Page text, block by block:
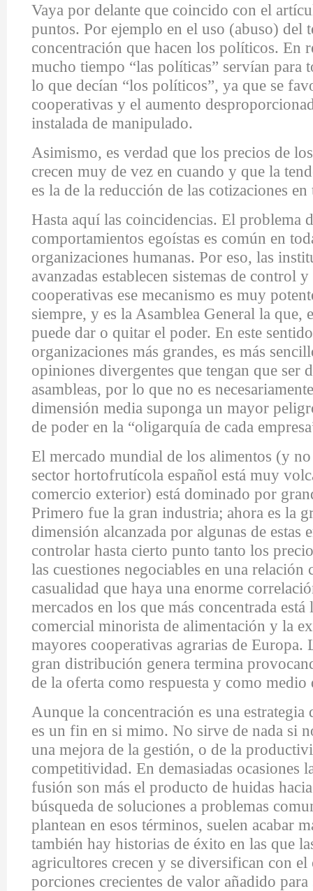
Vaya por delante que coincido con el
puntos. Por ejemplo en el uso (abuso) del
concentración que hacen los políticos. En
mucho tiempo “las políticas” servían para
lo que decían “los políticos”, ya que se
cooperativas y el aumento
instalada de manipulado.
Asimismo, es verdad que los precios de
crecen muy de vez en cuando y que la
es la de la reducción de las cotizaciones
Hasta aquí las coincidencias. El problema
comportamientos egoístas es común en
organizaciones humanas. Por eso, las
avanzadas establecen sistemas de control
cooperativas ese mecanismo es muy
siempre, y es la Asamblea General la que,
puede dar o quitar el poder. En este
organizaciones más grandes, es más
opiniones divergentes que tengan que ser
asambleas, por lo que no es
dimensión media suponga un mayor
de poder en la “oligarquía de cada
El mercado mundial de los alimentos (y
sector hortofrutícola español está muy
comercio exterior) está dominado por
Primero fue la gran industria; ahora es la
dimensión alcanzada por algunas de estas
controlar hasta cierto punto tanto los
las cuestiones negociables en una relación
casualidad que haya una enorme
mercados en los que más concentrada
comercial minorista de alimentación y la
mayores cooperativas agrarias de Europa.
gran distribución genera termina
de la oferta como respuesta y como
Aunque la concentración es una
es un fin en si mimo. No sirve de nada si
una mejora de la gestión, o de la
competitividad. En demasiadas ocasiones
fusión son más el producto de huidas
búsqueda de soluciones a problemas
plantean en esos términos, suelen acabar
también hay historias de éxito en las que
agricultores crecen y se diversifican con
porciones crecientes de valor añadido para